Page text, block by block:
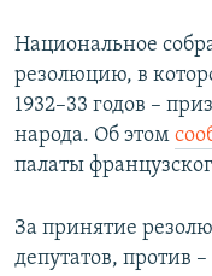
Национальное
резолюцию, в
1932–33 годов –
народа. Об этом
палаты
За принятие
депутатов, против